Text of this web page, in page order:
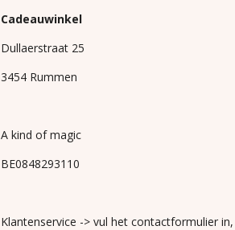
Cadeauwinkel
Dullaerstraat 25
3454 Rummen
A kind of magic
BE0848293110
Klantenservice -> vul het contactformulier in,